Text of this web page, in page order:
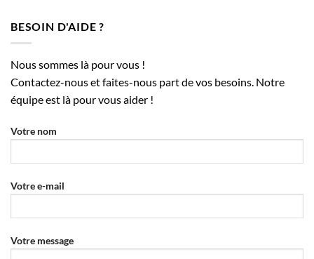
BESOIN D'AIDE ?
Nous sommes là pour vous !
Contactez-nous et faites-nous part de vos besoins. Notre
équipe est là pour vous aider !
Votre nom
Votre e-mail
Votre message